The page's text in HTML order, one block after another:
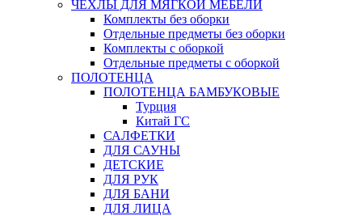
ЧЕХЛЫ ДЛЯ МЯГКОЙ МЕБЕЛИ
Комплекты без оборки
Отдельные предметы без оборки
Комплекты с оборкой
Отдельные предметы с оборкой
ПОЛОТЕНЦА
ПОЛОТЕНЦА БАМБУКОВЫЕ
Турция
Китай ГС
САЛФЕТКИ
ДЛЯ САУНЫ
ДЕТСКИЕ
ДЛЯ РУК
ДЛЯ БАНИ
ДЛЯ ЛИЦА